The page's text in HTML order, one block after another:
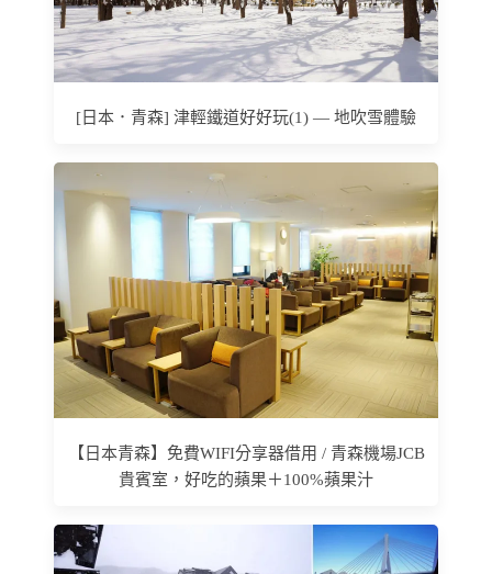
[日本．青森] 津輕鐵道好好玩(1) — 地吹雪體驗
【日本青森】免費WIFI分享器借用 / 青森機場JCB
貴賓室，好吃的蘋果＋100%蘋果汁